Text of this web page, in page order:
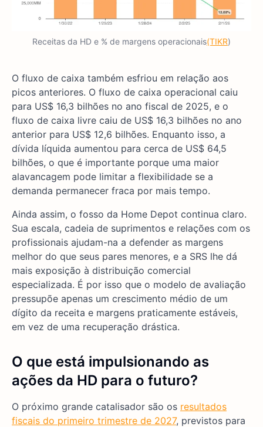
Receitas da HD e % de margens operacionais(TIKR)
O fluxo de caixa também esfriou em relação aos
picos anteriores. O fluxo de caixa operacional caiu
para US$ 16,3 bilhões no ano fiscal de 2025, e o
fluxo de caixa livre caiu de US$ 16,3 bilhões no ano
anterior para US$ 12,6 bilhões. Enquanto isso, a
dívida líquida aumentou para cerca de US$ 64,5
bilhões, o que é importante porque uma maior
alavancagem pode limitar a flexibilidade se a
demanda permanecer fraca por mais tempo.
Ainda assim, o fosso da Home Depot continua claro.
Sua escala, cadeia de suprimentos e relações com os
profissionais ajudam-na a defender as margens
melhor do que seus pares menores, e a SRS lhe dá
mais exposição à distribuição comercial
especializada. É por isso que o modelo de avaliação
pressupõe apenas um crescimento médio de um
dígito da receita e margens praticamente estáveis,
em vez de uma recuperação drástica.
O que está impulsionando as
ações da HD para o futuro?
O próximo grande catalisador são os resultados
fiscais do primeiro trimestre de 2027, previstos para